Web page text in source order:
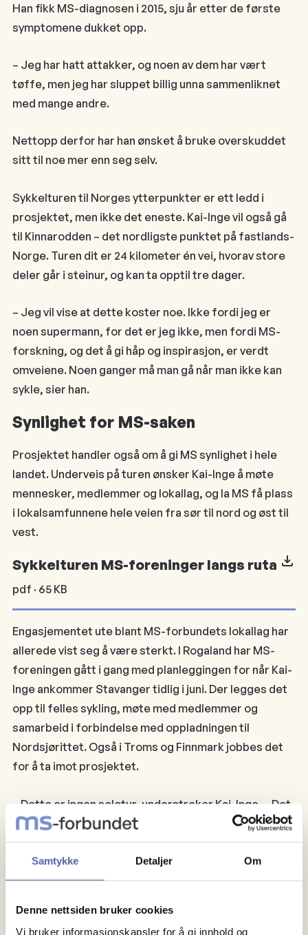
Samtykke Detaljer Om
Denne nettsiden bruker cookies
Vi bruker informasjonskapsler for å gi innhold og
Han fikk MS-diagnosen i 2015, sju år etter de første
symptomene dukket opp.
– Jeg har hatt attakker, og noen av dem har vært
tøffe, men jeg har sluppet billig unna sammenliknet
med mange andre.
Nettopp derfor har han ønsket å bruke overskuddet
sitt til noe mer enn seg selv.
Sykkelturen til Norges ytterpunkter er ett ledd i
prosjektet, men ikke det eneste. Kai-Inge vil også gå
til Kinnarodden – det nordligste punktet på fastlands-
Norge. Turen dit er 24 kilometer én vei, hvorav store
deler går i steinur, og kan ta opptil tre dager.
– Jeg vil vise at dette koster noe. Ikke fordi jeg er
noen supermann, for det er jeg ikke, men fordi MS-
forskning, og det å gi håp og inspirasjon, er verdt
omveiene. Noen ganger må man gå når man ikke kan
sykle, sier han.
Synlighet for MS-saken
Prosjektet handler også om å gi MS synlighet i hele
landet. Underveis på turen ønsker Kai-Inge å møte
mennesker, medlemmer og lokallag, og la MS få plass
i lokalsamfunnene hele veien fra sør til nord og øst til
vest.
Sykkelturen MS-foreninger langs ruta
pdf · 65 KB
Engasjementet ute blant MS-forbundets lokallag har
allerede vist seg å være sterkt. I Rogaland har MS-
foreningen gått i gang med planleggingen for når Kai-
Inge ankommer Stavanger tidlig i juni. Der legges det
opp til felles sykling, møte med medlemmer og
samarbeid i forbindelse med oppladningen til
Nordsjørittet. Også i Troms og Finnmark jobbes det
for å ta imot prosjektet.
– Dette er ingen solotur, understreker Kai-Inge. – Det
er blitt et felles prosjekt, der MS-Norge kobles på
etter hvert som jeg sykler nordover.
Startskudd på den internasjonal
På den internasjonale MS-dagen triller han av gårde